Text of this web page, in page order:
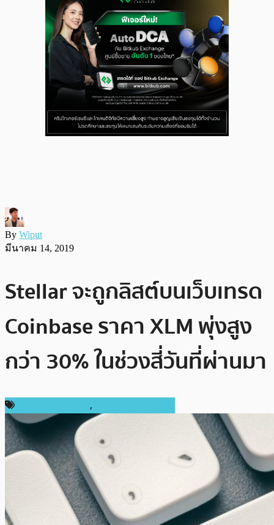
By Wiput
มีนาคม 14, 2019
Stellar จะถูกลิสต์บนเว็บเทรด
Coinbase ราคา XLM พุ่งสูง
กว่า 30% ในช่วงสี่วันที่ผ่านมา
,